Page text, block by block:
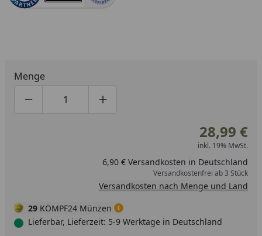
Menge
Produktmenge um eins verringern
Produktmenge manuell eingeben
Produktmenge um eins erhöhen
28,99 €
inkl. 19% MwSt.
6,90 € Versandkosten in Deutschland
Versandkostenfrei ab 3 Stück
Versandkosten nach Menge und Land
29 KÖMPF24 Münzen
Lieferbar, Lieferzeit: 5-9 Werktage in Deutschland